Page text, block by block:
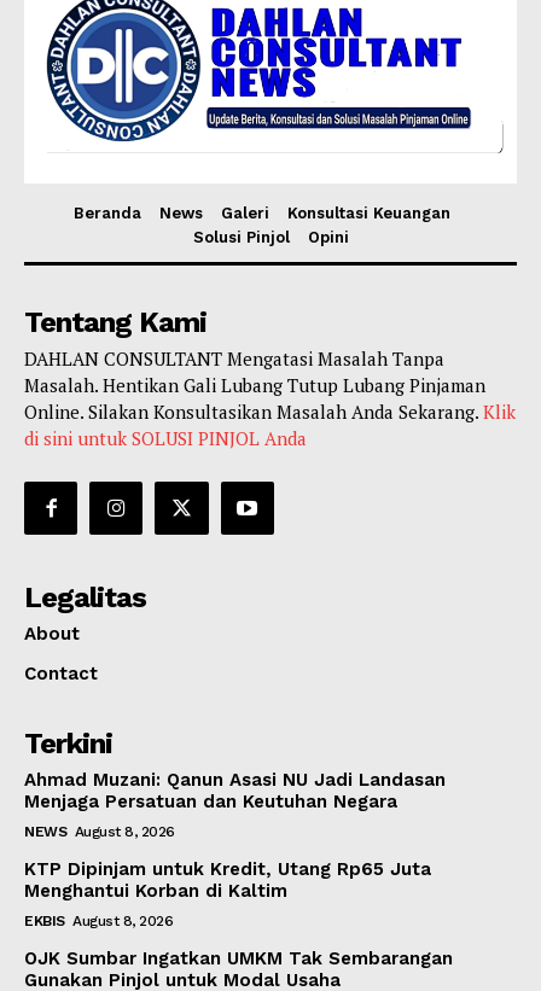
Beranda News Galeri
Konsultasi Keuangan
Solusi Pinjol
Opini
Tentang Kami
DAHLAN CONSULTANT Mengatasi Masalah Tanpa
Masalah. Hentikan Gali Lubang Tutup Lubang Pinjaman
Online. Silakan Konsultasikan Masalah Anda Sekarang. Klik
di sini untuk SOLUSI PINJOL Anda
Legalitas
About
Contact
Terkini
Ahmad Muzani: Qanun Asasi NU Jadi Landasan
Menjaga Persatuan dan Keutuhan Negara
NEWS August 8, 2026
KTP Dipinjam untuk Kredit, Utang Rp65 Juta
Menghantui Korban di Kaltim
EKBIS August 8, 2026
OJK Sumbar Ingatkan UMKM Tak Sembarangan
Gunakan Pinjol untuk Modal Usaha